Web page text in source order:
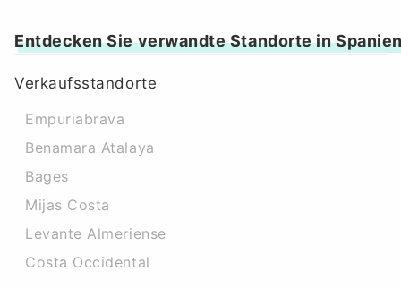
Entdecken Sie verwandte Standorte in
Verkaufsstandorte
Empuriabrava
Benamara Atalaya
Bages
Mijas Costa
Levante Almeriense
Costa Occidental